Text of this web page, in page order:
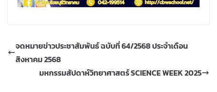
จดหมายข่าวประชาสัมพันธ์ ฉบับที่ 64/2568 ประจำเดือน
สิงหาคม 2568
มหกรรมสัปดาห์วิทยาศาสตร์ SCIENCE WEEK 2025